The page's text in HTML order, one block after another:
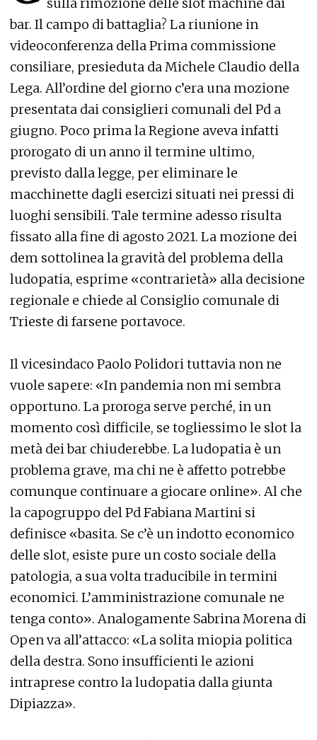
sulla rimozione delle slot machine dai
bar. Il campo di battaglia? La riunione in
videoconferenza della Prima commissione
consiliare, presieduta da Michele Claudio della
Lega. All’ordine del giorno c’era una mozione
presentata dai consiglieri comunali del Pd a
giugno. Poco prima la Regione aveva infatti
prorogato di un anno il termine ultimo,
previsto dalla legge, per eliminare le
macchinette dagli esercizi situati nei pressi di
luoghi sensibili. Tale termine adesso risulta
fissato alla fine di agosto 2021. La mozione dei
dem sottolinea la gravità del problema della
ludopatia, esprime «contrarietà» alla decisione
regionale e chiede al Consiglio comunale di
Trieste di farsene portavoce.
Il vicesindaco Paolo Polidori tuttavia non ne
vuole sapere: «In pandemia non mi sembra
opportuno. La proroga serve perché, in un
momento così difficile, se togliessimo le slot la
metà dei bar chiuderebbe. La ludopatia è un
problema grave, ma chi ne è affetto potrebbe
comunque continuare a giocare online». Al che
la capogruppo del Pd Fabiana Martini si
definisce «basita. Se c’è un indotto economico
delle slot, esiste pure un costo sociale della
patologia, a sua volta traducibile in termini
economici. L’amministrazione comunale ne
tenga conto». Analogamente Sabrina Morena di
Open va all’attacco: «La solita miopia politica
della destra. Sono insufficienti le azioni
intraprese contro la ludopatia dalla giunta
Dipiazza».